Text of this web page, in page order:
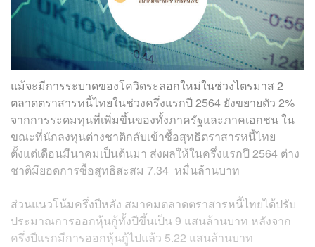
แม้จะมีการระบาดของโควิดระลอกใหม่ในช่วงไตรมาส 2
ตลาดตราสารหนี้ไทยในช่วงครึ่งแรกปี 2564 ยังขยายตัว 2%
จากการระดมทุนที่เพิ่มขึ้นของทั้งภาครัฐและภาคเอกชน ใน
ขณะที่นักลงทุนต่างชาติกลับเข้าซื้อสุทธิตราสารหนี้ไทย
ตั้งแต่เดือนมีนาคมเป็นต้นมา ส่งผลให้ในครึ่งแรกปี 2564 ต่าง
ชาติมียอดการซื้อสุทธิสะสม 7.34 หมื่นล้านบาท
ส่วนแนวโน้มครึ่งปีหลัง สมาคมตลาดตราสารหนี้ไทยได้ปรับ
ประมาณการออกหุ้นกู้ทั้งปีขึ้นเป็น 9 แสนล้านบาท หลังจาก
ครึ่งปีแรกมีการออกหุ้นกู้ไปแล้ว 5.22 แสนล้านบาท